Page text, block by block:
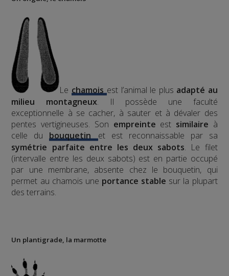
Le chamois est l’animal le plus adapté au
milieu montagneux. Il possède une faculté
exceptionnelle à se cacher, à sauter et à dévaler des
pentes vertigineuses. Son empreinte est similaire à
celle dubouquetin et est reconnaissable par sa
symétrie parfaite entre les deux sabots. Le filet
(intervalle entre les deux sabots) est en partie occupé
par une membrane, absente chez le bouquetin, qui
permet au chamois une portance stable sur la plupart
des terrains.
Un plantigrade, la marmotte